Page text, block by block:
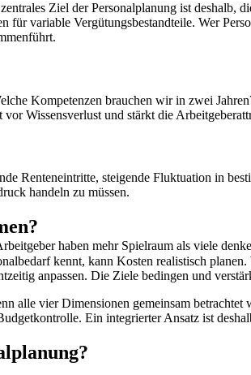
haben mehr Spielraum als viele
Ziel der Personalplanung ist deshalb,
variable Vergütungsbestandteile. Wer
Kompetenzen brauchen wir in zwei
Wissensverlust und stärkt die
Renteneintritte, steigende Fluktuation in
handeln zu müssen.
kennt, kann Kosten realistisch
anpassen. Die Ziele bedingen und
alle vier Dimensionen gemeinsam
Ein integrierter Ansatz ist